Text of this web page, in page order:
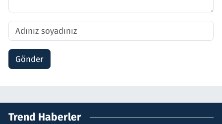
Gönder
Trend Haberler